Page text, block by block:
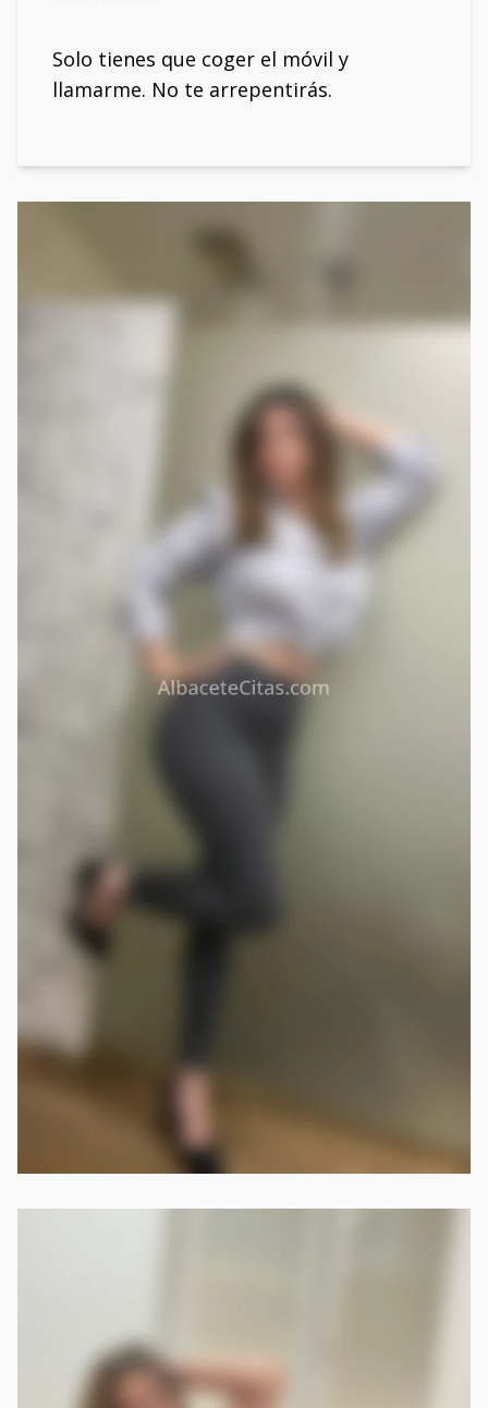
Solo tienes que coger el móvil y
llamarme. No te arrepentirás.